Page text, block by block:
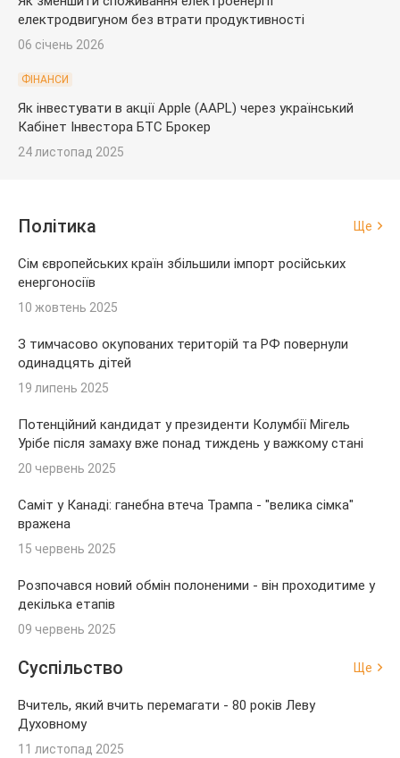
електродвигуном без втрати продуктивності
06 січень 2026
ФІНАНСИ
Як інвестувати в акції Apple (AAPL) через український
Кабінет Інвестора БТС Брокер
24 листопад 2025
Політика Ще
Сім європейських країн збільшили імпорт російських
енергоносіїв
10 жовтень 2025
З тимчасово окупованих територій та РФ повернули
одинадцять дітей
19 липень 2025
Потенційний кандидат у президенти Колумбії Мігель
Урібе після замаху вже понад тиждень у важкому стані
20 червень 2025
Саміт у Канаді: ганебна втеча Трампа - "велика сімка"
вражена
15 червень 2025
Розпочався новий обмін полоненими - він проходитиме у
декілька етапів
09 червень 2025
Суспільство Ще
Вчитель, який вчить перемагати - 80 років Леву
Духовному
11 листопад 2025